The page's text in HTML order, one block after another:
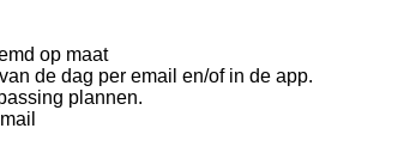
op maat
de dag per email en/of in de app.
plannen.